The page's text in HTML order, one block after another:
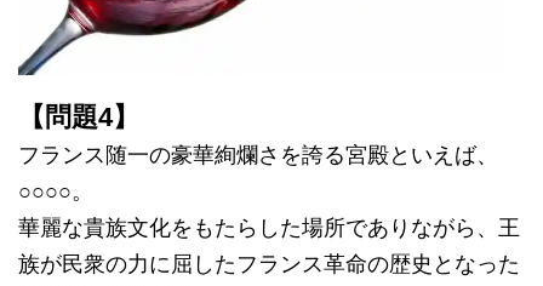
【問題4】
フランス随一の豪華絢爛さを誇る宮殿といえば、
○○○○。
華麗な貴族文化をもたらした場所でありながら、王
族が民衆の力に屈したフランス革命の歴史となった